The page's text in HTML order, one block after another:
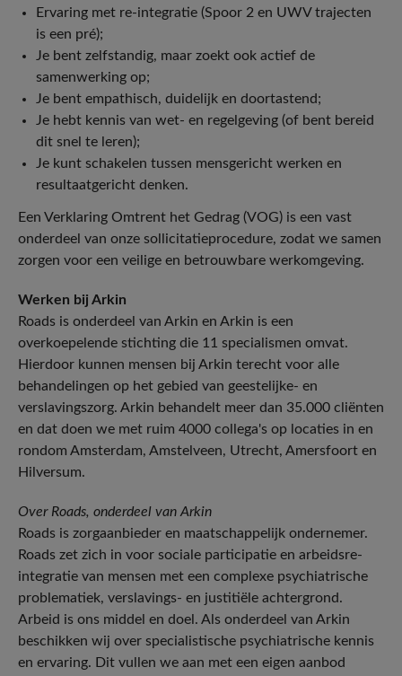
Ervaring met re-integratie (Spoor 2 en UWV trajecten
is een pré);
Je bent zelfstandig, maar zoekt ook actief de
samenwerking op;
Je bent empathisch, duidelijk en doortastend;
Je hebt kennis van wet- en regelgeving (of bent bereid
dit snel te leren);
Je kunt schakelen tussen mensgericht werken en
resultaatgericht denken.
Een Verklaring Omtrent het Gedrag (VOG) is een vast
onderdeel van onze sollicitatieprocedure, zodat we samen
zorgen voor een veilige en betrouwbare werkomgeving.
Werken bij Arkin
Roads is onderdeel van Arkin en Arkin is een
overkoepelende stichting die 11 specialismen omvat.
Hierdoor kunnen mensen bij Arkin terecht voor alle
behandelingen op het gebied van geestelijke- en
verslavingszorg. Arkin behandelt meer dan 35.000 cliënten
en dat doen we met ruim 4000 collega's op locaties in en
rondom Amsterdam, Amstelveen, Utrecht, Amersfoort en
Hilversum.
Over Roads, onderdeel van Arkin
Roads is zorgaanbieder en maatschappelijk ondernemer.
Roads zet zich in voor sociale participatie en arbeidsre-
integratie van mensen met een complexe psychiatrische
problematiek, verslavings- en justitiële achtergrond.
Arbeid is ons middel en doel. Als onderdeel van Arkin
beschikken wij over specialistische psychiatrische kennis
en ervaring. Dit vullen we aan met een eigen aanbod